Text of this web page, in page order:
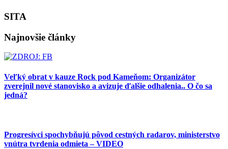
SITA
Najnovšie články
Veľký obrat v kauze Rock pod Kameňom: Organizátor
zverejnil nové stanovisko a avizuje ďalšie odhalenia.. O čo sa
jedná?
Progresívci spochybňujú pôvod cestných radarov, ministerstvo
vnútra tvrdenia odmieta – VIDEO